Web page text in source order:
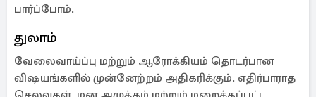
பார்ப்போம்.
துலாம்
வேலைவாய்ப்பு மற்றும் ஆரோக்கியம் தொடர்பான
விஷயங்களில் முன்னேற்றம் அதிகரிக்கும். எதிர்பாராத